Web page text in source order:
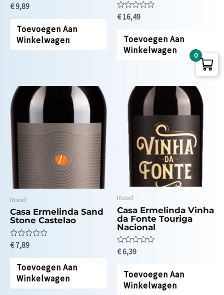
Waardering
uit
€9,89
Toevoegen Aan
Winkelwagen
Waardering
0
€16,49
Toevoegen Aan
Winkelwagen
Rood
Casa Ermelinda Sand
Stone Castelao
Waardering
uit
€7,89
Toevoegen Aan
Winkelwagen
Rood
Casa Ermelinda Vinha
da Fonte Touriga
Nacional
Waardering
€6,39
Toevoegen Aan
Winkelwagen
0